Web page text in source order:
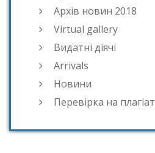
Архів новин 2018
Virtual gallery
Видатні діячі
Arrivals
Новини
Перевірка на плагіат